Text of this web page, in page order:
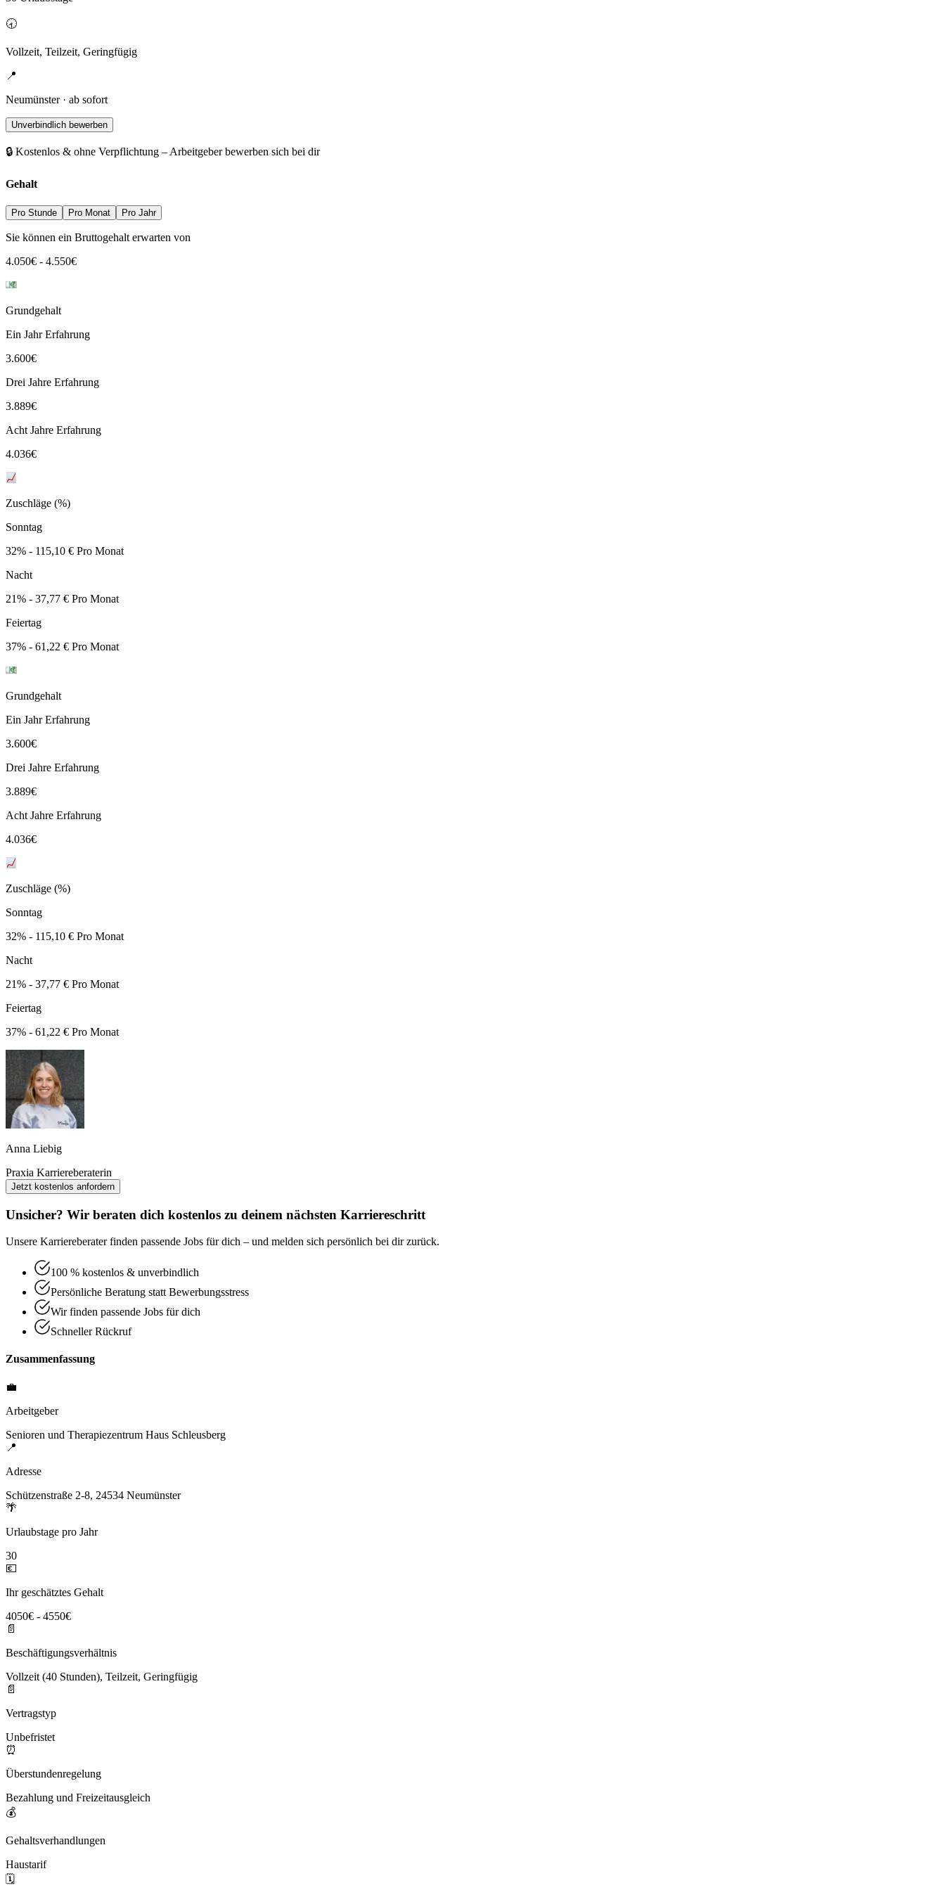
🕣
Vollzeit, Teilzeit, Geringfügig
📍
Neumünster · ab sofort
Unverbindlich bewerben
🔒 Kostenlos & ohne Verpflichtung – Arbeitgeber bewerben sich bei dir
Gehalt
Pro Stunde Pro Monat Pro Jahr
Sie können ein Bruttogehalt erwarten von
4.050€ - 4.550€
Grundgehalt
Ein Jahr Erfahrung
3.600€
Drei Jahre Erfahrung
3.889€
Acht Jahre Erfahrung
4.036€
Zuschläge (%)
Sonntag
32% - 115,10 € Pro Monat
Nacht
21% - 37,77 € Pro Monat
Feiertag
37% - 61,22 € Pro Monat
Grundgehalt
Ein Jahr Erfahrung
3.600€
Drei Jahre Erfahrung
3.889€
Acht Jahre Erfahrung
4.036€
Zuschläge (%)
Sonntag
32% - 115,10 € Pro Monat
Nacht
21% - 37,77 € Pro Monat
Feiertag
37% - 61,22 € Pro Monat
Anna Liebig
Praxia Karriereberaterin
Jetzt kostenlos anfordern
Unsicher? Wir beraten dich kostenlos zu deinem nächsten Karriereschritt
Unsere Karriereberater finden passende Jobs für dich – und melden sich persönlich bei dir zurück.
100 % kostenlos & unverbindlich
Persönliche Beratung statt Bewerbungsstress
Wir finden passende Jobs für dich
Schneller Rückruf
Zusammenfassung
💼
Arbeitgeber
Senioren und Therapiezentrum Haus Schleusberg
📍
Adresse
Schützenstraße 2-8, 24534 Neumünster
🌴
Urlaubstage pro Jahr
30
💶
Ihr geschätztes Gehalt
4050€ - 4550€
📄
Beschäftigungsverhältnis
Vollzeit (40 Stunden), Teilzeit, Geringfügig
📄
Vertragstyp
Unbefristet
⏰
Überstundenregelung
Bezahlung und Freizeitausgleich
💰
Gehaltsverhandlungen
Haustarif
🗓️